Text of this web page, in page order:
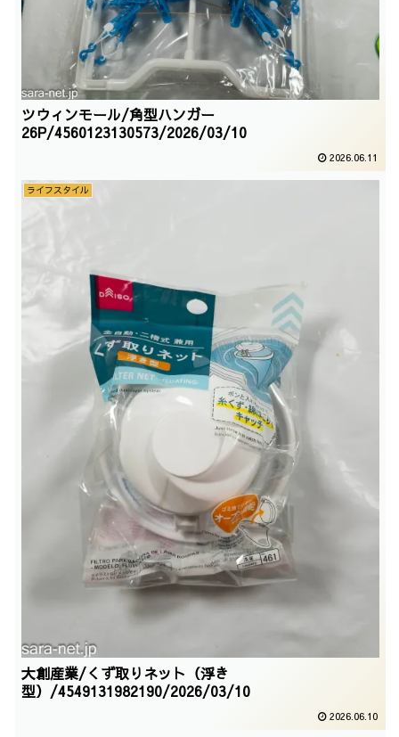
ツウィンモール/角型ハンガー
26P/4560123130573/2026/03/10
2026.06.11
ライフスタイル
大創産業/くず取りネット（浮き
型）/4549131982190/2026/03/10
2026.06.10